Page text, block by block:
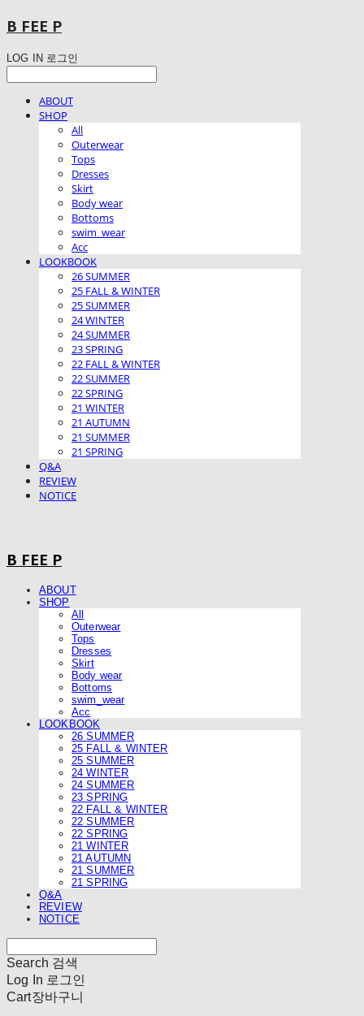
B FEE P
LOG IN 로그인
ABOUT
SHOP
All
Outerwear
Tops
Dresses
Skirt
Body wear
Bottoms
swim_wear
Acc
LOOKBOOK
26 SUMMER
25 FALL & WINTER
25 SUMMER
24 WINTER
24 SUMMER
23 SPRING
22 FALL & WINTER
22 SUMMER
22 SPRING
21 WINTER
21 AUTUMN
21 SUMMER
21 SPRING
Q&A
REVIEW
NOTICE
B FEE P
ABOUT
SHOP
All
Outerwear
Tops
Dresses
Skirt
Body wear
Bottoms
swim_wear
Acc
LOOKBOOK
26 SUMMER
25 FALL & WINTER
25 SUMMER
24 WINTER
24 SUMMER
23 SPRING
22 FALL & WINTER
22 SUMMER
22 SPRING
21 WINTER
21 AUTUMN
21 SUMMER
21 SPRING
Q&A
REVIEW
NOTICE
Search 검색
Log In 로그인
Cart장바구니